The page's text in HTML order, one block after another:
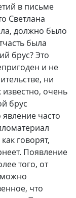
в письме
Светлана
должно было
была
брус? Это
и не
ни
очень
брус
часто
говорят,
Появление
того, от
что